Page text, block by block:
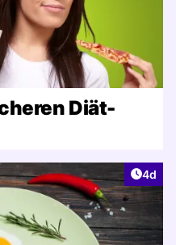
Diät-
4d